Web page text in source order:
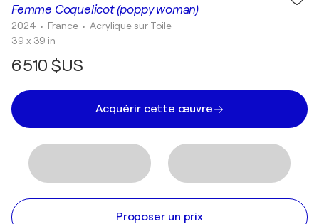
Femme Coquelicot (poppy woman)
2024 • France •Acrylique sur Toile
39 x 39 in
6 510 $US
Acquérir cette œuvre
Proposer un prix